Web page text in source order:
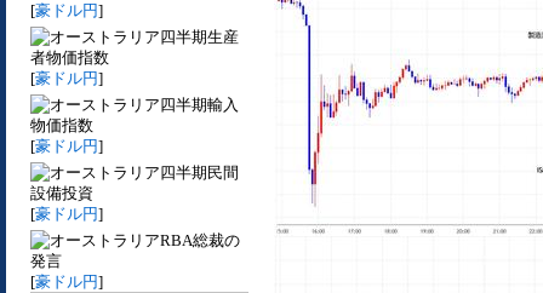
[豪ドル円]
四半期生産
者物価指数
[豪ドル円]
四半期輸入
物価指数
[豪ドル円]
四半期民間
設備投資
[豪ドル円]
RBA総裁の
発言
[豪ドル円]